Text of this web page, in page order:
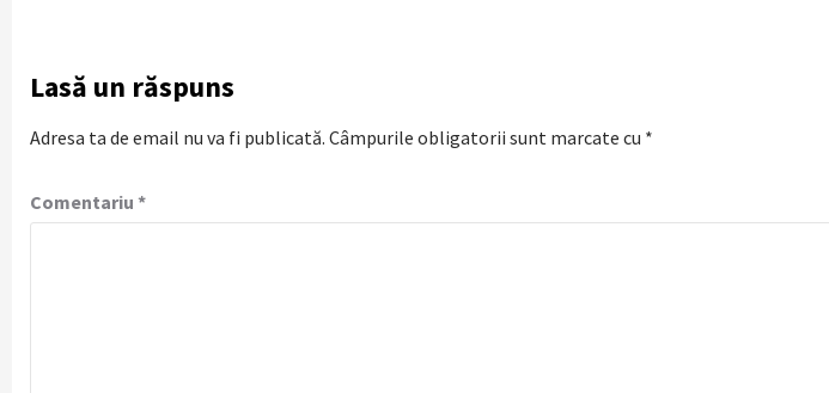
Lasă un răspuns
Adresa ta de email nu va fi publicată. Câmpurile obligatorii sunt marcate cu *
Comentariu *